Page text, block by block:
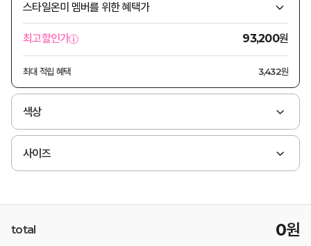
스타일온미 멤버를 위한 혜택가
최고할인가 93,200원
최대 적립 혜택 3,432원
색상
사이즈
total 0원